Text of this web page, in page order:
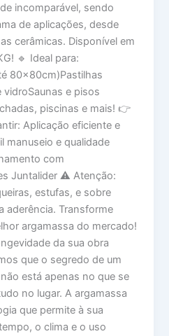
incomparável, sendo
de aplicações, desde
cerâmicas. Disponível em
🔹 Ideal para:
80x80cm)Pastilhas
vidroSaunas e pisos
piscinas e mais! 👉
Aplicação eficiente e
manuseio e qualidade
com
Juntalider ⚠️ Atenção:
estufas, e sobre
aderência. Transforme
argamassa do mercado!
da sua obra
que o segredo de um
está apenas no que se
no lugar. A argamassa
que permite à sua
o clima e o uso